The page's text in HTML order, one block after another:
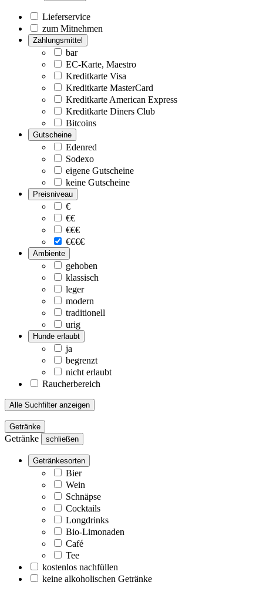
Lieferservice
zum Mitnehmen
Zahlungsmittel
bar
EC-Karte, Maestro
Kreditkarte Visa
Kreditkarte MasterCard
Kreditkarte American Express
Kreditkarte Diners Club
Bitcoins
Gutscheine
Edenred
Sodexo
eigene Gutscheine
keine Gutscheine
Preisniveau
€
€€
€€€
€€€€
Ambiente
gehoben
klassisch
leger
modern
traditionell
urig
Hunde erlaubt
ja
begrenzt
nicht erlaubt
Raucherbereich
Alle Suchfilter anzeigen
Getränke
Getränke schließen
Getränkesorten
Bier
Wein
Schnäpse
Cocktails
Longdrinks
Bio-Limonaden
Café
Tee
kostenlos nachfüllen
keine alkoholischen Getränke